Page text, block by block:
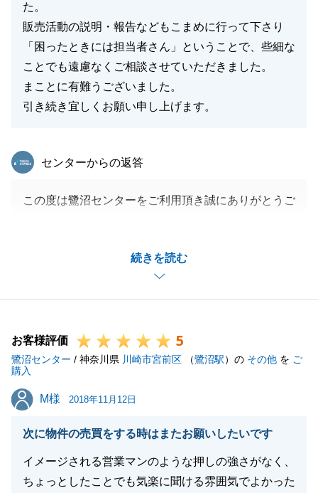
た。
販売活動の説明・報告などもこまめに行って下さり
「困ったときには担当者さん」ということで、些細な
ことでも遠慮なくご相談させていただきました。
まことに有難うございました。
引き続き宜しくお願い申し上げます。
続きを読む
東急リバブル
センターからの返答
この度は鷺沼センターをご利用頂き誠にありがとうご
急なご依頼にもご対応を頂きN様のご対応があっての
ご成約だと思っております。
お客様評価 5
鷺沼センター / 神奈川県 川崎市宮前区 （鷺沼駅）の その他 を ご
購入
M様
M様 2018年11月12日
次に物件の売買をする時はまたお願いしたいです
イメージされる営業マンのような押しの強さがなく、
ちょっとしたことでも気楽に聞ける雰囲気でよかった